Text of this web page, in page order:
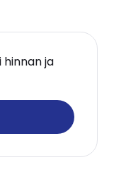
hinnan ja